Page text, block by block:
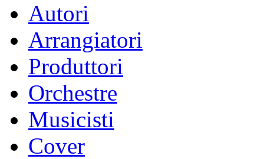
Autori
Arrangiatori
Produttori
Orchestre
Musicisti
Cover